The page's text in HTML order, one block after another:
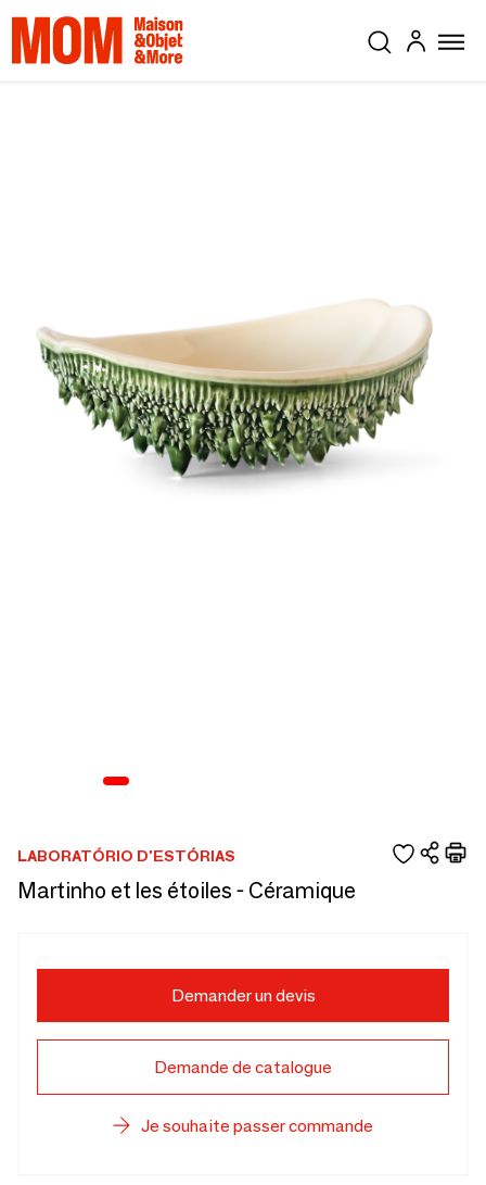
LABORATÓRIO D'ESTÓRIAS
Martinho et les étoiles - Céramique
Demander un devis
Demande de catalogue
Je souhaite passer commande